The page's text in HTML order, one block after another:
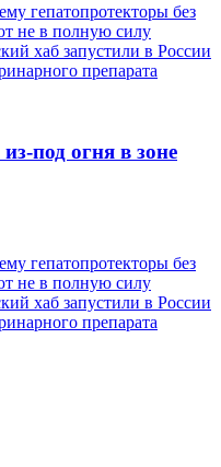
гепатопротекторы без
не в полную силу
хаб запустили в России
препарата
под огня в зоне
гепатопротекторы без
не в полную силу
хаб запустили в России
препарата